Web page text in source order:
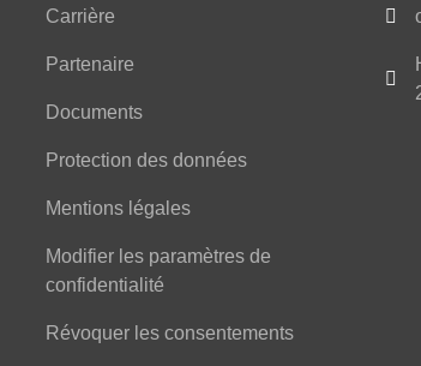
Carrière
Partenaire
Documents
Protection des données
Mentions légales
Modifier les paramètres de
confidentialité
Révoquer les consentements

